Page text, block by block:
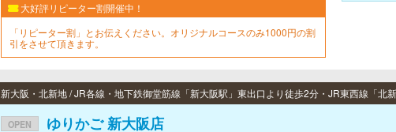
大好評リピーター割開催中！
「リピーター割」とお伝えください。オリジナルコースのみ1000円の割
引をさせて頂きます。
OPEN ゆりかご 新大阪店